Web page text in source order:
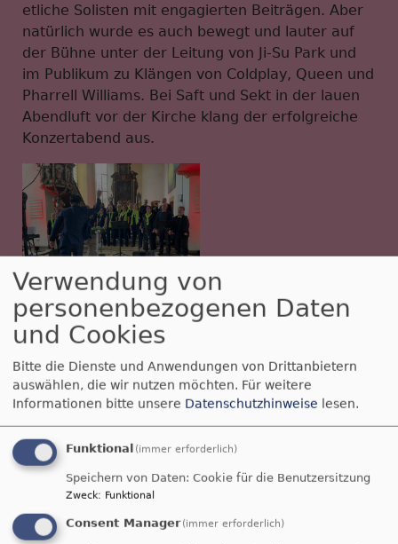
etliche Solisten mit engagierten Beiträgen. Aber
natürlich wurde es auch bewegt und lauter auf
der Bühne unter der Leitung von Ji-Su Park und
im Publikum zu Klängen von Coldplay, Queen und
Pharrell Williams. Bei Saft und Sekt in der lauen
Abendluft vor der Kirche klang der erfolgreiche
Konzertabend aus.
Verwendung von
personenbezogenen Daten
und Cookies
Bitte die Dienste und Anwendungen von Drittanbietern
auswählen, die wir nutzen möchten. Für weitere
Informationen bitte unsere Datenschutzhinweise lesen.
Funktional (immer erforderlich)
Speichern von Daten: Cookie für die Benutzersitzung
Zweck: Funktional
Consent Manager (immer erforderlich)